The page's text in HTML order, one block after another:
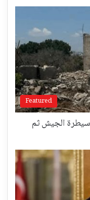
Featured
الجيش ثم